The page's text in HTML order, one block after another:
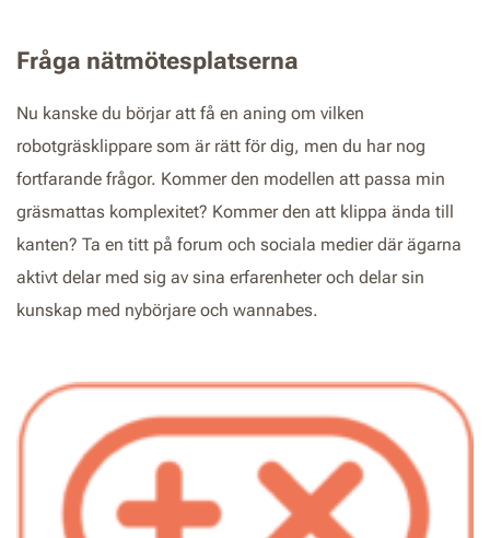
Fråga nätmötesplatserna
Nu kanske du börjar att få en aning om vilken
robotgräsklippare som är rätt för dig, men du har nog
fortfarande frågor. Kommer den modellen att passa min
gräsmattas komplexitet? Kommer den att klippa ända till
kanten? Ta en titt på forum och sociala medier där ägarna
aktivt delar med sig av sina erfarenheter och delar sin
kunskap med nybörjare och wannabes.